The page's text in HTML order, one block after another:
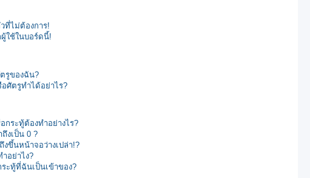
ที่ไม่ต้องการ!
ใช้ในบอร์ดนี้!
รูของฉัน?
ศัตรูทำได้อย่าไร?
ระทู้ต้องทำอย่างไร?
งเป็น 0 ?
ขึ้นหน้าจอว่างเปล่า!?
อย่าไง?
ะทู้ที่ฉันเป็นเข้าของ?